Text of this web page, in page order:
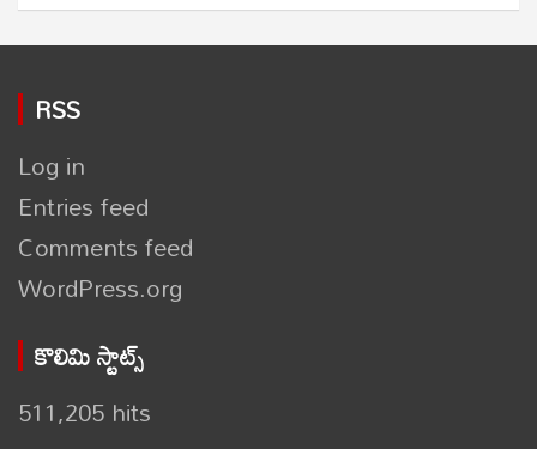
RSS
Log in
Entries feed
Comments feed
WordPress.org
కొలిమి స్టాట్స్
511,205 hits